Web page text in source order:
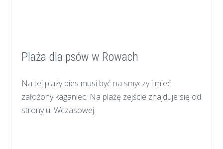
Plaża dla psów w Rowach
Na tej plaży pies musi być na smyczy i mieć
założony kaganiec. Na plażę zejście znajduje się od
strony ul Wczasowej.